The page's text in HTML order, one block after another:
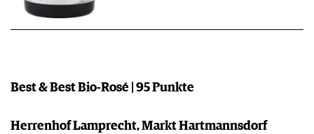
Best & Best Bio-Rosé | 95 Punkte
Herrenhof Lamprecht, Markt Hartmannsdorf